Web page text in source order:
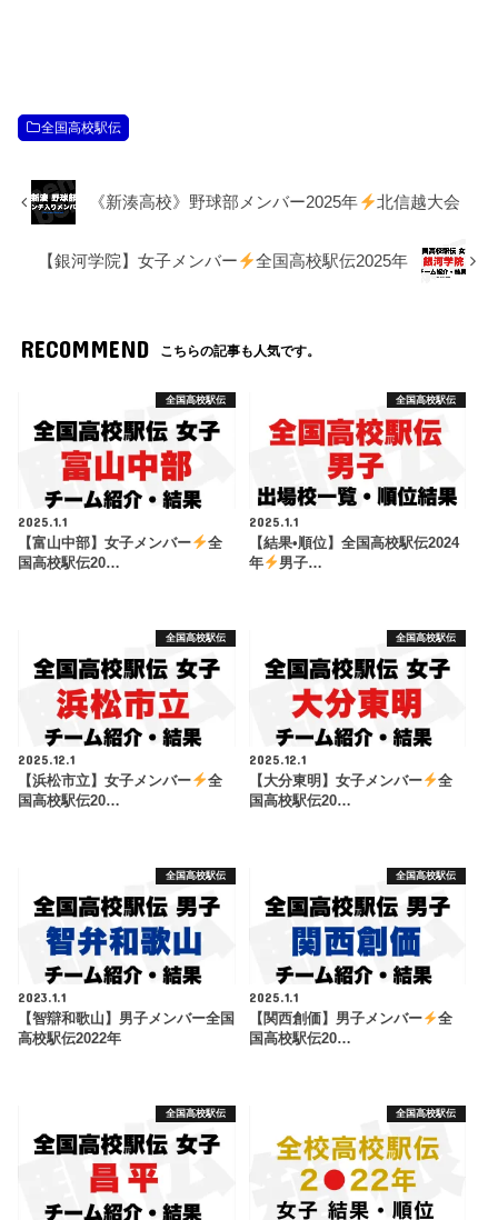
全国高校駅伝
《新湊高校》野球部メンバー2025年 北信越大会
【銀河学院】女子メンバー 全国高校駅伝2025年
RECOMMEND こちらの記事も人気です。
全国高校駅伝
2025.1.1
【富山中部】女子メンバー
全
国高校駅伝20…
全国高校駅伝
2025.1.1
【結果•順位】全国高校駅伝2024
年
男子…
全国高校駅伝
2025.12.1
【浜松市立】女子メンバー
全
国高校駅伝20…
全国高校駅伝
2025.12.1
【大分東明】女子メンバー
全
国高校駅伝20…
全国高校駅伝
2023.1.1
【智辯和歌山】男子メンバー全国
高校駅伝2022年
全国高校駅伝
2025.1.1
【関西創価】男子メンバー
全
国高校駅伝20…
全国高校駅伝 全国高校駅伝